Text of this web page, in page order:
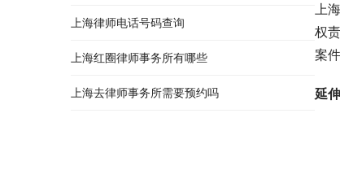
上
权
案
延
上海律师电话号码查询
上海红圈律师事务所有哪些
上海去律师事务所需要预约吗